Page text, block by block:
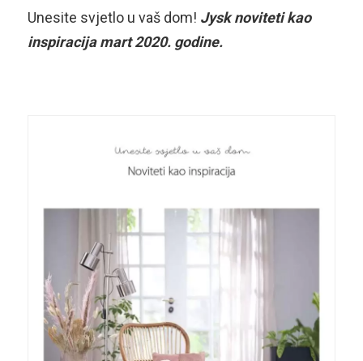
Unesite svjetlo u vaš dom! Jysk noviteti kao
inspiracija mart 2020. godine.